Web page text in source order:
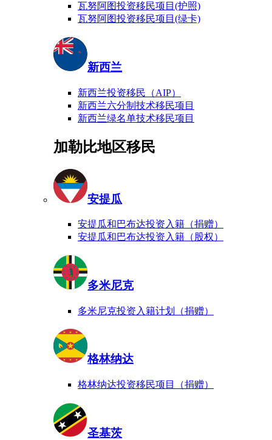
瓦努阿图投资移民项目(护照)
瓦努阿图投资移民项目(绿卡)
新西兰
新西兰投资移民（AIP）
新西兰六分制技术移民项目
新西兰绿名单技术移民项目
加勒比地区移民
安提瓜
安提瓜和巴布达投资入籍（捐赠）
安提瓜和巴布达投资入籍（股权）
多米尼克
多米尼克投资入籍计划（捐赠）
格林纳达
格林纳达投资移民项目（捐赠）
圣基茨